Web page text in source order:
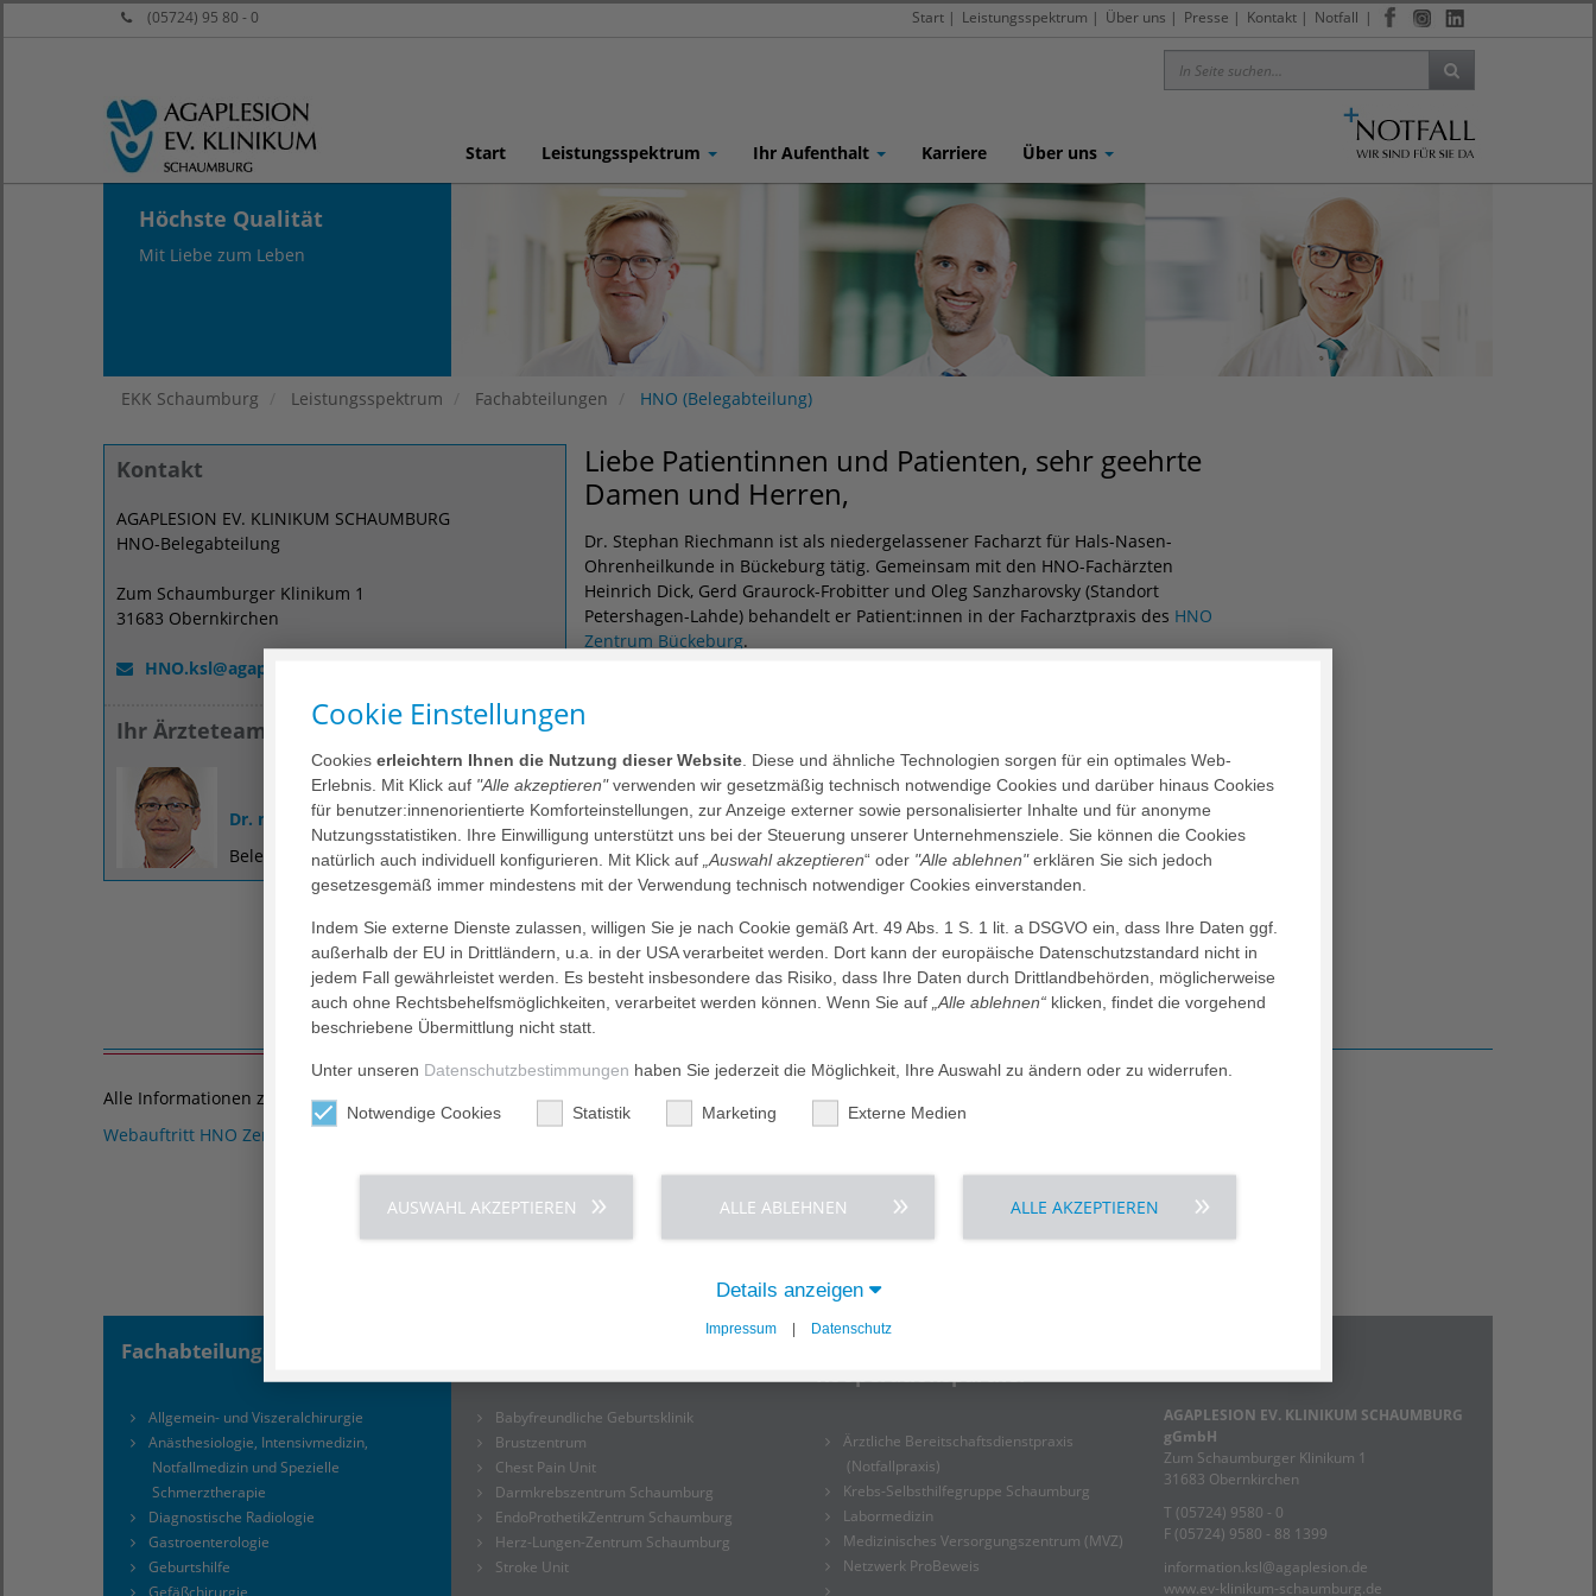
(05724) 95 80 - 0 |
Start | Leistungsspektrum | Über uns | Presse | Kontakt | Notfall
Start Leistungsspektrum Ihr Aufenthalt Karriere Über uns
Höchste Qualität
Mit Liebe zum Leben
EKK Schaumburg Leistungsspektrum Fachabteilungen HNO (Belegabteilung)
Kontakt
AGAPLESION EV. KLINIKUM SCHAUMBURG
HNO-Belegabteilung
Zum Schaumburger Klinikum 1
31683 Obernkirchen
HNO.ksl@agaplesion.de
Ihr Ärzteteam
Dr. med. Stephan Riechmann
Belegarzt
Liebe Patientinnen und Patienten, sehr geehrte
Damen und Herren,
Dr. Stephan Riechmann ist als niedergelassener Facharzt für Hals-Nasen-
Ohrenheilkunde in Bückeburg tätig. Gemeinsam mit den HNO-Fachärzten
Heinrich Dick, Gerd Graurock-Frobitter und Oleg Sanzharovsky (Standort
Petershagen-Lahde) behandelt er Patient:innen in der Facharztpraxis des HNO
Zentrum Bückeburg.
Montag, Dienstag und Donnerstag 08.00 - 17.30 Uhr
Mittwoch 08.00 - 13.30 Uhr
Freitag 08.00 - 15.30 Uhr
und nach Vereinbarung
Alle Informationen zu dem Leistungsspektrum finden Sie auf dem Webauftritt der Praxis:
Webauftritt HNO Zentrum Bückeburg >>
Fachabteilungen
Allgemein- und Viszeralchirurgie
Anästhesiologie, Intensivmedizin,
Notfallmedizin und Spezielle
Schmerztherapie
Diagnostische Radiologie
Gastroenterologie
Geburtshilfe
Gefäßchirurgie
Babyfreundliche Geburtsklinik
Brustzentrum
Chest Pain Unit
Darmkrebszentrum Schaumburg
EndoProthetikZentrum Schaumburg
Herz-Lungen-Zentrum Schaumburg
Stroke Unit
Kooperationspartner
Ärztliche Bereitschaftsdienstpraxis
(Notfallpraxis)
Krebs-Selbsthilfegruppe Schaumburg
Labormedizin
Medizinisches Versorgungszentrum (MVZ)
Netzwerk ProBeweis
AGAPLESION EV. KLINIKUM SCHAUMBURG
gGmbH
Zum Schaumburger Klinikum 1
31683 Obernkirchen
T (05724) 9580 - 0
F (05724) 9580 - 88 1399
information.ksl@agaplesion.de
www.ev-klinikum-schaumburg.de
Cookie Einstellungen
Cookies erleichtern Ihnen die Nutzung dieser Website . Diese und ähnliche Technologien sorgen für ein optimales Web-
Erlebnis. Mit Klick auf "Alle akzeptieren"verwenden wir gesetzmäßig technisch notwendige Cookies und darüber hinaus Cookies
für benutzer:innenorientierte Komforteinstellungen, zur Anzeige externer sowie personalisierter Inhalte und für anonyme
Nutzungsstatistiken. Ihre Einwilligung unterstützt uns bei der Steuerung unserer Unternehmensziele. Sie können die Cookies
natürlich auch individuell konfigurieren. Mit Klick auf „Auswahl akzeptieren“ oder "Alle ablehnen"erklären Sie sich jedoch
gesetzesgemäß immer mindestens mit der Verwendung technisch notwendiger Cookies einverstanden.
Indem Sie externe Dienste zulassen, willigen Sie je nach Cookie gemäß Art. 49 Abs. 1 S. 1 lit. a DSGVO ein, dass Ihre Daten ggf.
außerhalb der EU in Drittländern, u.a. in der USA verarbeitet werden. Dort kann der europäische Datenschutzstandard nicht in
jedem Fall gewährleistet werden. Es besteht insbesondere das Risiko, dass Ihre Daten durch Drittlandbehörden, möglicherweise
auch ohne Rechtsbehelfsmöglichkeiten, verarbeitet werden können. Wenn Sie auf „Alle ablehnen“ klicken, findet die vorgehend
beschriebene Übermittlung nicht statt.
Unter unseren Datenschutzbestimmungen haben Sie jederzeit die Möglichkeit, Ihre Auswahl zu ändern oder zu widerrufen.
Notwendige Cookies Statistik Marketing Externe Medien
AUSWAHL AKZEPTIEREN ALLE ABLEHNEN ALLE AKZEPTIEREN
Details anzeigen
Impressum | Datenschutz